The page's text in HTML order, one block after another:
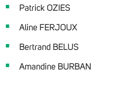
Patrick OZIES
Aline FERJOUX
Bertrand BELUS
Amandine BURBAN